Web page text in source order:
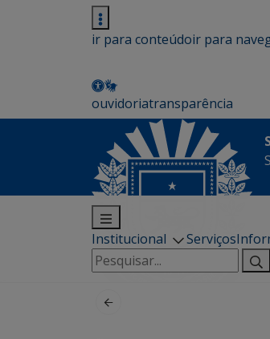
ir para conteúdoir para
ouvidoriatransparência
Institucional Serviços
Pesquisar
por: